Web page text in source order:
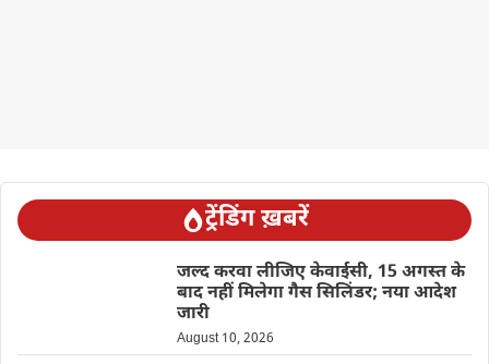
ट्रेंडिंग ख़बरें
जल्द करवा लीजिए केवाईसी, 15 अगस्त के
बाद नहीं मिलेगा गैस सिलिंडर; नया आदेश
जारी
August 10, 2026